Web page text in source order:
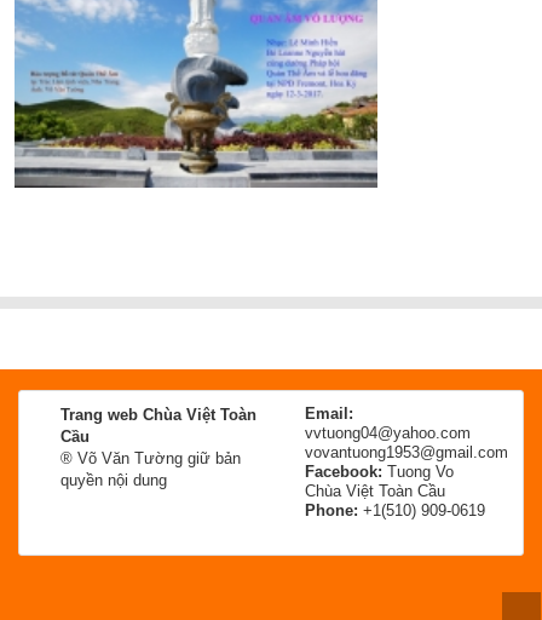
Trang web Chùa Việt Toàn
Cầu
® Võ Văn Tường giữ bản
quyền nội dung
Email:
vvtuong04@yahoo.com
vovantuong1953@gmail.com
Facebook: Tuong Vo
Chùa Việt Toàn Cầu
Phone: +1(510) 909-0619